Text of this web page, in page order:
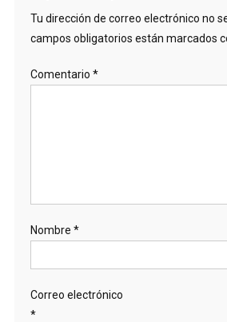
Tu dirección de correo electrónico no
campos obligatorios están marcados
Comentario *
Nombre *
Correo electrónico
*